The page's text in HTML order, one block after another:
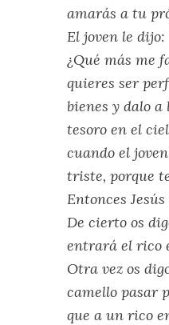
amarás a tu
El joven le dijo:
¿Qué más me
quieres ser
bienes y dalo a
tesoro en el
cuando el
triste, porque
Entonces
De cierto os
entrará el rico
Otra vez os
camello pasar
que a un rico